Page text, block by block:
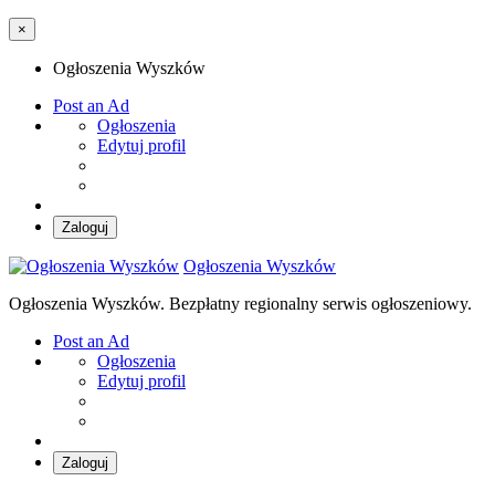
×
Ogłoszenia Wyszków
Post an Ad
Ogłoszenia
Edytuj profil
Zaloguj
Ogłoszenia Wyszków
Ogłoszenia Wyszków. Bezpłatny regionalny serwis ogłoszeniowy.
Post an Ad
Ogłoszenia
Edytuj profil
Zaloguj